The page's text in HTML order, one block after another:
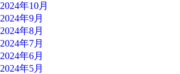
2024年10月
2024年9月
2024年8月
2024年7月
2024年6月
2024年5月